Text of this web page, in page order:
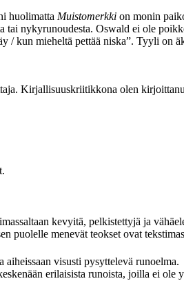
huolimatta Muistomerkki on monin
tai nykyrunoudesta. Oswald ei ole
/ kun mieheltä pettää niska”. Tyyli
Kirjallisuuskriitikkona olen
kevyitä, pelkistettyjä ja
puolelle menevät teokset ovat
visusti pysyttelevä runoelma.
erilaisista runoista, joilla ei ole